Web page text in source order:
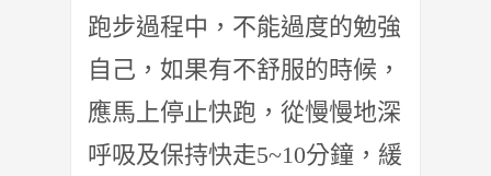
跑步過程中，不能過度的勉強
自己，如果有不舒服的時候，
應馬上停止快跑，從慢慢地深
呼吸及保持快走5~10分鐘，緩